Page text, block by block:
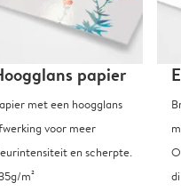
papier
met een hoogglans
voor meer
en scherpte.
m²